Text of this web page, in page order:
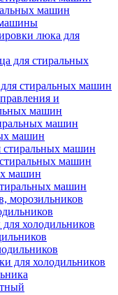
машин
люка для
для стиральных
стиральных машин
и
машин
машин
машин
машин
машин
машин
машин
морозильников
холодильников
для холодильников